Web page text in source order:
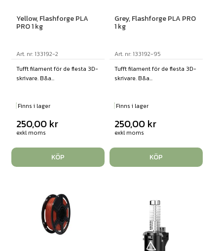
Yellow, Flashforge PLA
PRO 1 kg
Art. nr: 133192-2
Tufft filament för de flesta 3D-
skrivare. B&a...
Finns i lager
250,00 kr
exkl moms
KÖP
Grey, Flashforge PLA PRO
1 kg
Art. nr: 133192-95
Tufft filament för de flesta 3D-
skrivare. B&a...
Finns i lager
250,00 kr
exkl moms
KÖP